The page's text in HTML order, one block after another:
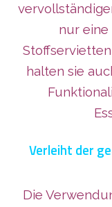
nur
halten sie
Verleiht der
Die